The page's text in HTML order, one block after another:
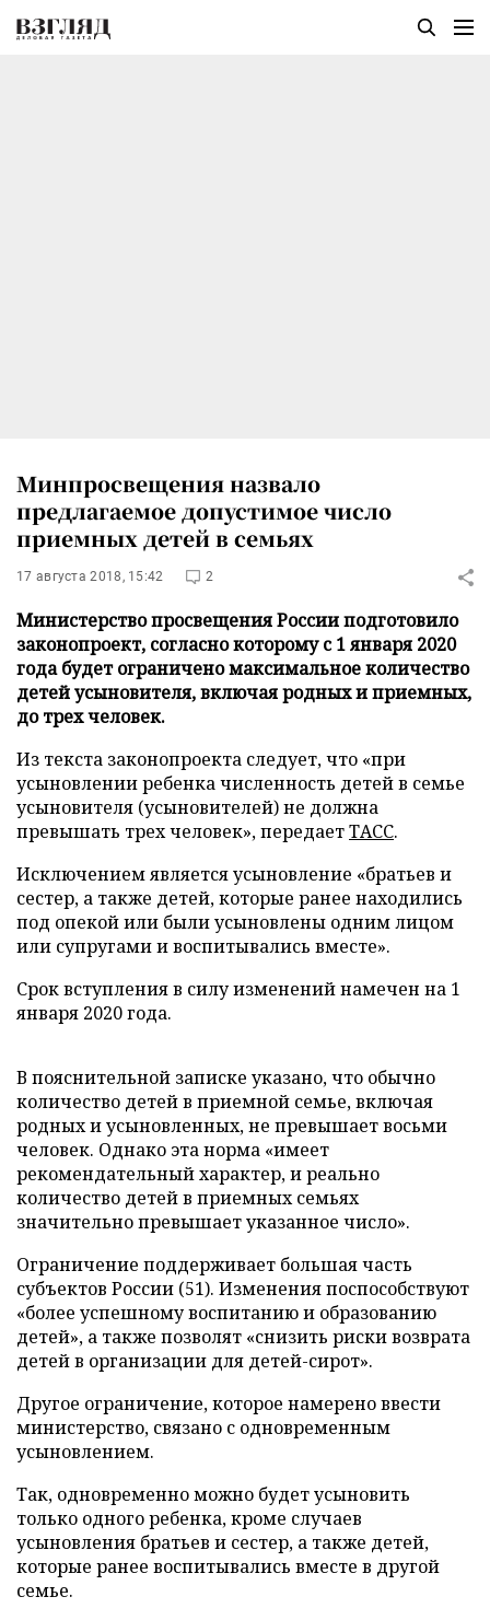
Минпросвещения назвало
предлагаемое допустимое число
приемных детей в семьях
17 августа 2018, 15:42 2
Министерство просвещения России подготовило
законопроект, согласно которому с 1 января 2020
года будет ограничено максимальное количество
детей усыновителя, включая родных и приемных,
до трех человек.
Из текста законопроекта следует, что «при
усыновлении ребенка численность детей в семье
усыновителя (усыновителей) не должна
превышать трех человек», передаетТАСС.
Исключением является усыновление «братьев и
сестер, а также детей, которые ранее находились
под опекой или были усыновлены одним лицом
или супругами и воспитывались вместе».
Срок вступления в силу изменений намечен на 1
января 2020 года.
В пояснительной записке указано, что обычно
количество детей в приемной семье, включая
родных и усыновленных, не превышает восьми
человек. Однако эта норма «имеет
рекомендательный характер, и реально
количество детей в приемных семьях
значительно превышает указанное число».
Ограничение поддерживает большая часть
субъектов России (51). Изменения поспособствуют
«более успешному воспитанию и образованию
детей», а также позволят «снизить риски возврата
детей в организации для детей-сирот».
Другое ограничение, которое намерено ввести
министерство, связано с одновременным
усыновлением.
Так, одновременно можно будет усыновить
только одного ребенка, кроме случаев
усыновления братьев и сестер, а также детей,
которые ранее воспитывались вместе в другой
семье.